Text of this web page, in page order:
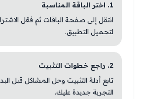
1. اختر الباقة المناسبة
انتقل إلى صفحة الباقات ثم فعّل
لتحميل التطبيق.
2. راجع خطوات التثبيت
تابع أدلة التثبيت وحل المشاكل قبل
التجربة جديدة عليك.